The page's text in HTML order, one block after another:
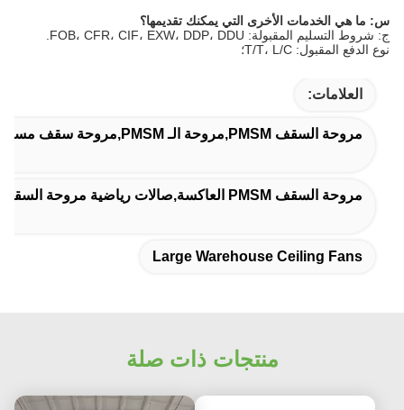
س: ما هي الخدمات الأخرى التي يمكنك تقديمها؟
ج: شروط التسليم المقبولة: FOB، CFR، CIF، EXW، DDP، DDU.
نوع الدفع المقبول: T/T، L/C؛
العلامات:
مروحة السقف PMSM,مروحة الـ PMSM,مروحة سقف مستودعات كبيرة
مروحة السقف PMSM العاكسة,صالات رياضية مروحة السقف PMSM,صالة رياضية
Large Warehouse Ceiling Fans
منتجات ذات صلة